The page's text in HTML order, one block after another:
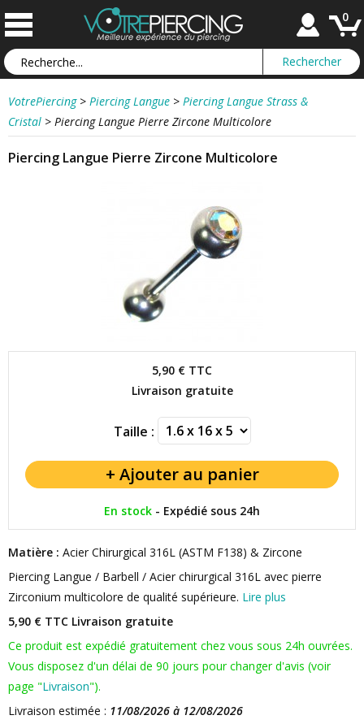
0
VotrePiercing > Piercing Langue > Piercing Langue Strass &
Cristal > Piercing Langue Pierre Zircone Multicolore
Piercing Langue Pierre Zircone Multicolore
5,90 € TTC
Livraison gratuite
Taille :
En stock - Expédié sous 24h
Matière : Acier Chirurgical 316L (ASTM F138) & Zircone
Piercing Langue / Barbell / Acier chirurgical 316L avec pierre
Zirconium multicolore de qualité supérieure. Lire plus
5,90 € TTC Livraison gratuite
Ce produit est expédié gratuitement chez vous sous 24h ouvrées.
Vous disposez d'un délai de 90 jours pour changer d'avis (voir
page "Livraison").
Livraison estimée : 11/08/2026 à 12/08/2026